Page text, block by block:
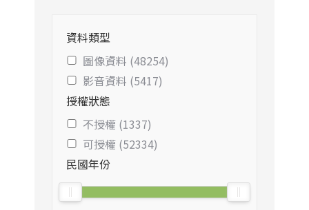
資料類型
圖像資料 (48254)
影音資料 (5417)
授權狀態
不授權 (1337)
可授權 (52334)
民國年份